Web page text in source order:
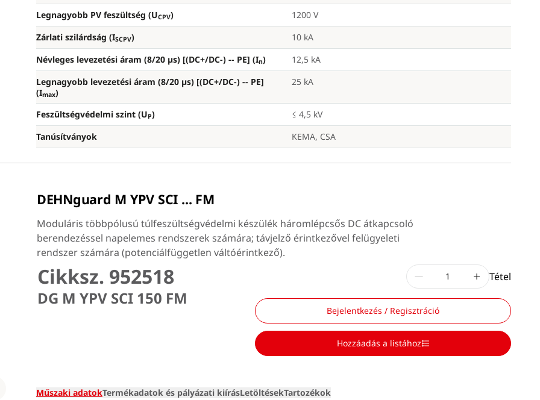
Legnagyobb PV feszültség (UCPV)
1200 V
Zárlati szilárdság (ISCPV)
10 kA
Névleges levezetési áram (8/20 µs) [(DC+/DC-) -- PE] (In)
12,5 kA
Legnagyobb levezetési áram (8/20 µs) [(DC+/DC-) -- PE]
(Imax)
25 kA
Feszültségvédelmi szint (UP)
≤ 4,5 kV
Tanúsítványok
KEMA, CSA
DEHNguard M YPV SCI ... FM
Moduláris többpólusú túlfeszültségvédelmi készülék háromlépcsős DC átkapcsoló
berendezéssel napelemes rendszerek számára; távjelző érintkezővel felügyeleti
rendszer számára (potenciálfüggetlen váltóérintkező).
Cikksz. 952518
DG M YPV SCI 150 FM
Loading
Tétel
Bejelentkezés / Regisztráció
Hozzáadás a listához
Műszaki adatokTermékadatok és pályázati kiírásLetöltésekTartozékok